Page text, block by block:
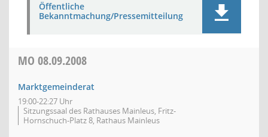
Öffentliche
Bekanntmachung/Pressemitteilung
MO 08.09.2008
Marktgemeinderat
19:00-22:27 Uhr
Sitzungssaal des Rathauses Mainleus, Fritz-
Hornschuch-Platz 8, Rathaus Mainleus